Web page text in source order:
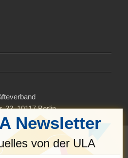
33, 10117 Berlin
0
Cookies verwendet, um die
und das Nutzererlebnis zu
Newsletter
von der ULA